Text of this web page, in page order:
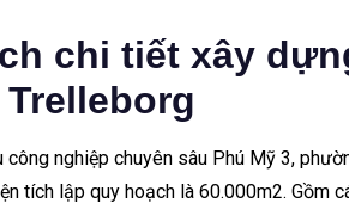
chi tiết xây
Trelleborg
công nghiệp chuyên sâu Phú Mỹ 3,
tích lập quy hoạch là 60.000m2. Gồm